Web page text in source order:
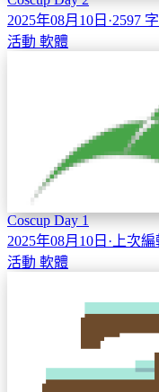
2025年08月10日 ·2597 字
活動 軟體
Coscup Day 1
2025年08月10日 · 上次
活動 軟體